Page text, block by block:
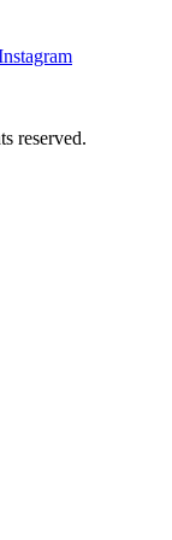
reserved.